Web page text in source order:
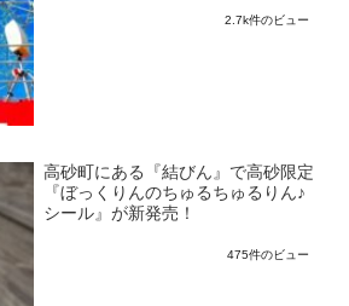
2.7k件のビュー
高砂町にある『結びん』で高砂限定
『ぼっくりんのちゅるちゅるりん♪
シール』が新発売！
475件のビュー